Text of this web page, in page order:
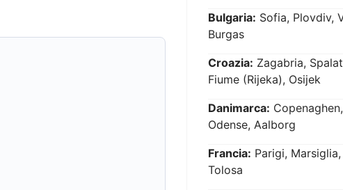
Bulgaria: Sofia, Plovdiv,
Burgas
Croazia: Zagabria,
Fiume (Rijeka), Osijek
Danimarca:
Odense, Aalborg
Francia: Parigi,
Tolosa